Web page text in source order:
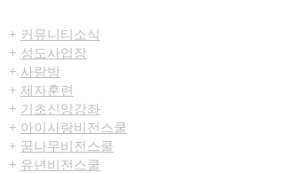
+ 커뮤니티​소식
+ 성도사업장
+ 사랑방
+ 제자훈련
+ 기초신앙강좌
+ 아이사랑비전스쿨
+ 꿈나무비전스쿨
+ 유년비전스쿨